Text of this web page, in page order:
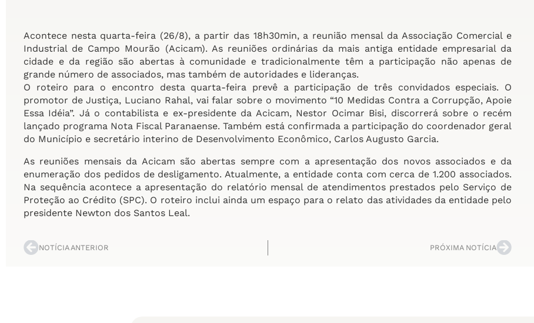
Acontece nesta quarta-feira (26/8), a partir das 18h30min, a reunião mensal da Associação Comercial e
Industrial de Campo Mourão (Acicam). As reuniões ordinárias da mais antiga entidade empresarial da
cidade e da região são abertas à comunidade e tradicionalmente têm a participação não apenas de
grande número de associados, mas também de autoridades e lideranças.
O roteiro para o encontro desta quarta-feira prevê a participação de três convidados especiais. O
promotor de Justiça, Luciano Rahal, vai falar sobre o movimento “10 Medidas Contra a Corrupção, Apoie
Essa Idéia”. Já o contabilista e ex-presidente da Acicam, Nestor Ocimar Bisi, discorrerá sobre o recém
lançado programa Nota Fiscal Paranaense. Também está confirmada a participação do coordenador geral
do Município e secretário interino de Desenvolvimento Econômico, Carlos Augusto Garcia.
As reuniões mensais da Acicam são abertas sempre com a apresentação dos novos associados e da
enumeração dos pedidos de desligamento. Atualmente, a entidade conta com cerca de 1.200 associados.
Na sequência acontece a apresentação do relatório mensal de atendimentos prestados pelo Serviço de
Proteção ao Crédito (SPC). O roteiro inclui ainda um espaço para o relato das atividades da entidade pelo
presidente Newton dos Santos Leal.
NOTÍCIA ANTERIOR PRÓXIMA NOTÍCIA